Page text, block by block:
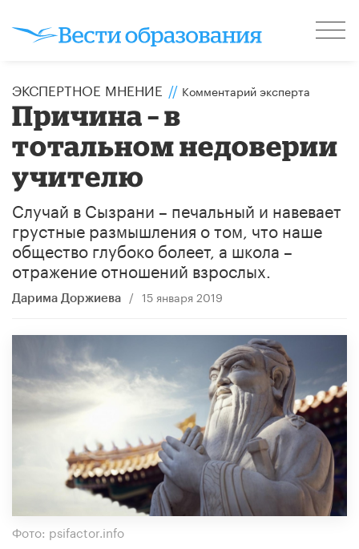
ЭКСПЕРТНОЕ МНЕНИЕ // Комментарий эксперта
Причина – в
тотальном недоверии
учителю
Случай в Сызрани – печальный и навевает
грустные размышления о том, что наше
общество глубоко болеет, а школа –
отражение отношений взрослых.
Дарима Доржиева / 15 января 2019
Фото: psifactor.info